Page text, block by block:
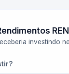
investindo